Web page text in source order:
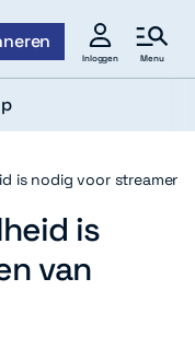
Inloggen Menu
is nodig voor streamen
is
van